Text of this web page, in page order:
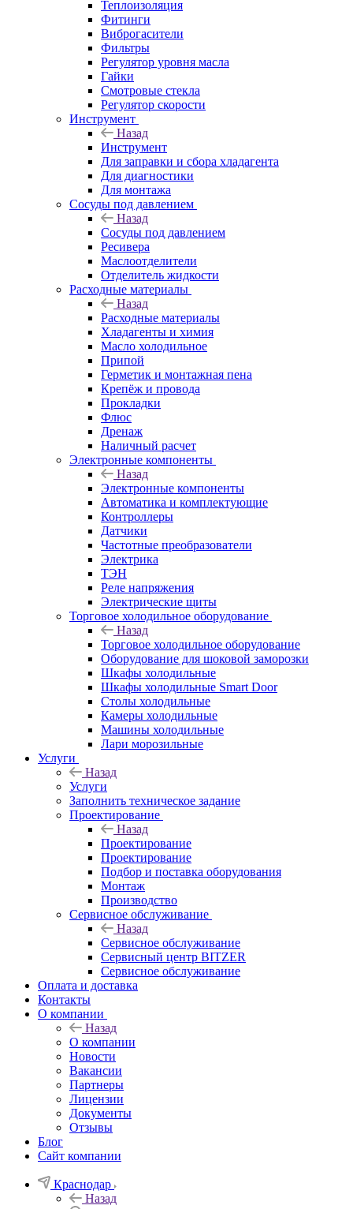
Теплоизоляция
Фитинги
Виброгасители
Фильтры
Регулятор уровня масла
Гайки
Смотровые стекла
Регулятор скорости
Инструмент
Назад
Инструмент
Для заправки и сбора хладагента
Для диагностики
Для монтажа
Сосуды под давлением
Назад
Сосуды под давлением
Ресивера
Маслоотделители
Отделитель жидкости
Расходные материалы
Назад
Расходные материалы
Хладагенты и химия
Масло холодильное
Припой
Герметик и монтажная пена
Крепёж и провода
Прокладки
Флюс
Дренаж
Наличный расчет
Электронные компоненты
Назад
Электронные компоненты
Автоматика и комплектующие
Контроллеры
Датчики
Частотные преобразователи
Электрика
ТЭН
Реле напряжения
Электрические щиты
Торговое холодильное оборудование
Назад
Торговое холодильное оборудование
Оборудование для шоковой заморозки
Шкафы холодильные
Шкафы холодильные Smart Door
Столы холодильные
Камеры холодильные
Машины холодильные
Лари морозильные
Услуги
Назад
Услуги
Заполнить техническое задание
Проектирование
Назад
Проектирование
Проектирование
Подбор и поставка оборудования
Монтаж
Производство
Сервисное обслуживание
Назад
Сервисное обслуживание
Сервисный центр BITZER
Сервисное обслуживание
Оплата и доставка
Контакты
О компании
Назад
О компании
Новости
Вакансии
Партнеры
Лицензии
Документы
Отзывы
Блог
Сайт компании
Краснодар
Назад